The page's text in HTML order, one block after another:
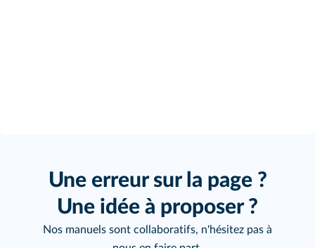
Une erreur sur la page ?
Une idée à proposer ?
Nos manuels sont collaboratifs, n'hésitez pas à